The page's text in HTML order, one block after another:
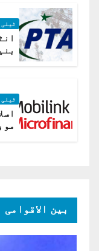
ٹیلی
ٹیلی
بین الاقوامی